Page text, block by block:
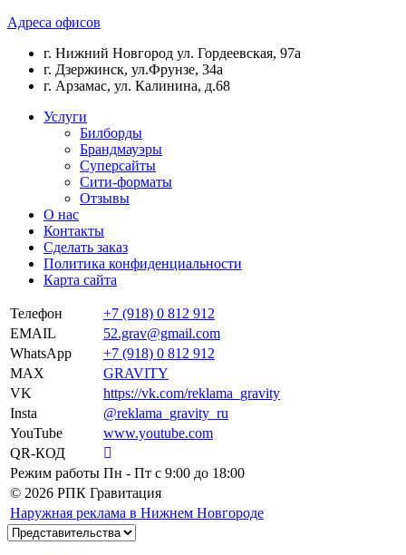
Адреса офисов
г. Нижний Новгород ул. Гордеевская, 97а
г. Дзержинск, ул.Фрунзе, 34а
г. Арзамас, ул. Калинина, д.68
Услуги
Билборды
Брандмауэры
Суперсайты
Сити-форматы
Отзывы
О нас
Контакты
Сделать заказ
Политика конфиденциальности
Карта сайта
Телефон
+7 (918) 0 812 912
EMAIL
52.grav@gmail.com
WhatsApp
+7 (918) 0 812 912
MAX
GRAVITY
VK
https://vk.com/reklama_gravity
Insta
@reklama_gravity_ru
YouTube
www.youtube.com
QR-КОД
Режим работы Пн - Пт c 9:00 до 18:00
© 2026 РПК Гравитация
Наружная реклама в Нижнем Новгороде